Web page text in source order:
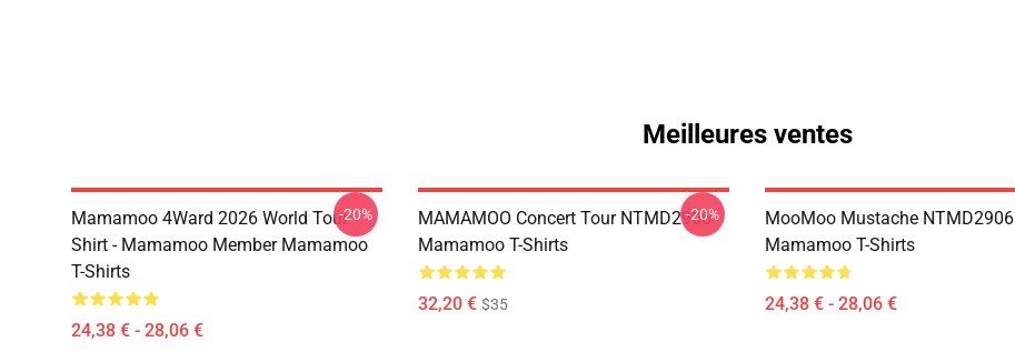
Meilleures ventes
Mamamoo 4Ward 2026 World Tour
Shirt - Mamamoo Member Mamamoo
T-Shirts
24,38 € - 28,06 €
-20%
MAMAMOO Concert Tour NTMD2906
Mamamoo T-Shirts
32,20 € $35
-20%
MooMoo Mustache NTMD2906
Mamamoo T-Shirts
24,38 € - 28,06 €